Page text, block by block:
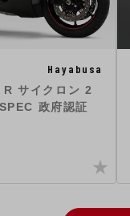
Hayabusa
サイクロン 2
政府認証